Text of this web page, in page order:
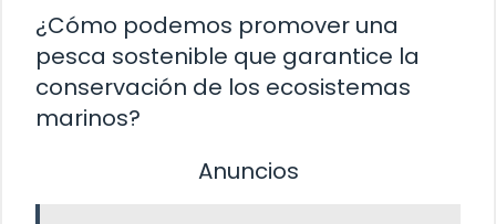
¿Cómo podemos promover una
pesca sostenible que garantice la
conservación de los ecosistemas
marinos?
Anuncios